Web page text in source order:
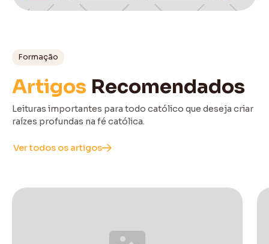
Formação
Artigos Recomendados
Leituras importantes para todo católico que deseja criar
raízes profundas na fé católica.
Ver todos os artigos